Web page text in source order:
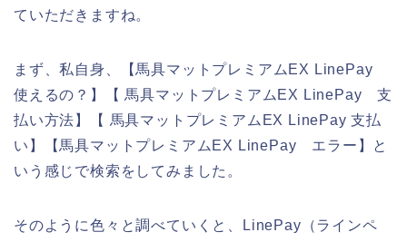
ていただきますね。
まず、私自身、【馬具マットプレミアムEX LinePay
使えるの？】【 馬具マットプレミアムEX LinePay 支
払い方法】【 馬具マットプレミアムEX LinePay 支払
い】【馬具マットプレミアムEX LinePay エラー】と
いう感じで検索をしてみました。
そのように色々と調べていくと、LinePay（ラインペ